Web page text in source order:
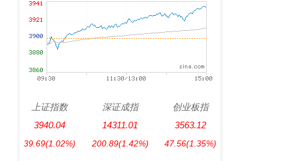
上证指数
3940.04
39.69(1.02%)
深证成指
14311.01
200.89(1.42%)
创业板指
3563.12
47.56(1.35%)